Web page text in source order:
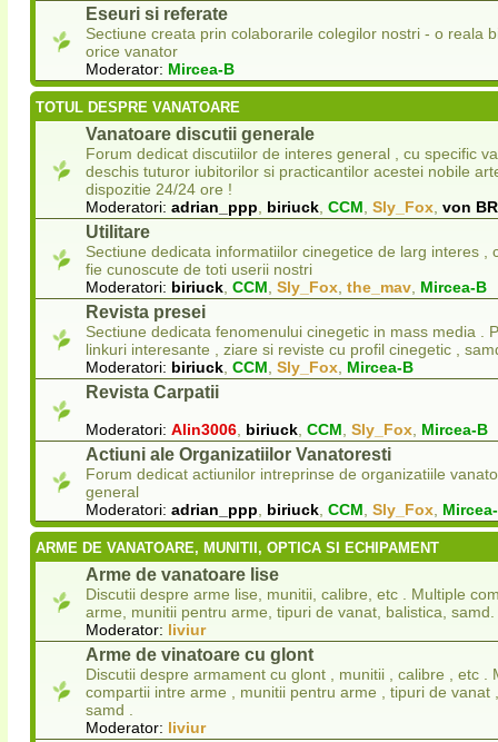
Eseuri si referate
Sectiune creata prin colaborarile colegilor nostri - o reala
orice vanator
Moderator: Mircea-B
TOTUL DESPRE VANATOARE
Vanatoare discutii generale
Forum dedicat discutiilor de interes general , cu specific
deschis tuturor iubitorilor si practicantilor acestei nobile
dispozitie 24/24 ore !
Moderatori: adrian_ppp, biriuck, CCM, Sly_Fox, von
Utilitare
Sectiune dedicata informatiilor cinegetice de larg interes ,
fie cunoscute de toti userii nostri
Moderatori: biriuck, CCM, Sly_Fox, the_mav, Mircea-B
Revista presei
Sectiune dedicata fenomenului cinegetic in mass media .
linkuri interesante , ziare si reviste cu profil cinegetic ,
Moderatori: biriuck, CCM, Sly_Fox, Mircea-B
Revista Carpatii
Moderatori: Alin3006, biriuck, CCM, Sly_Fox, Mircea-B
Actiuni ale Organizatiilor Vanatoresti
Forum dedicat actiunilor intreprinse de organizatiile
general
Moderatori: adrian_ppp, biriuck, CCM, Sly_Fox,
ARME DE VANATOARE, MUNITII, OPTICA SI ECHIPAMENT
Arme de vanatoare lise
Discutii despre arme lise, munitii, calibre, etc . Multiple
arme, munitii pentru arme, tipuri de vanat, balistica, samd.
Moderator: liviur
Arme de vinatoare cu glont
Discutii despre armament cu glont , munitii , calibre , etc .
compartii intre arme , munitii pentru arme , tipuri de vanat
samd .
Moderator: liviur